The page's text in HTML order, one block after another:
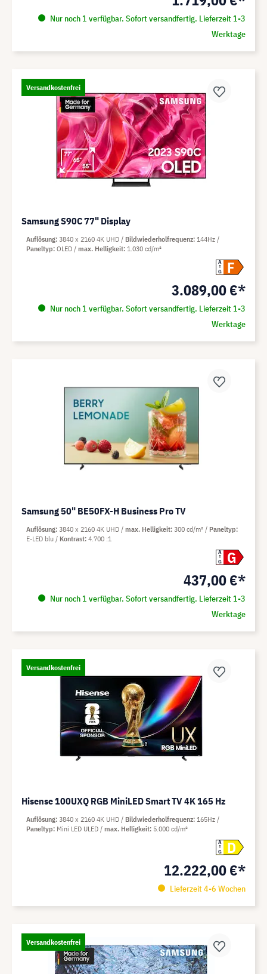
Nur noch 1 verfügbar. Sofort versandfertig. Lieferzeit 1-3
Werktage
Versandkostenfrei
Samsung S90C 77" Display
A
G
F
3.089,00 €*
Nur noch 1 verfügbar. Sofort versandfertig. Lieferzeit 1-3
Werktage
Auflösung 3840 x 2160 4K UHD Bildwiederholfrequenz 144Hz
Paneltyp OLED max. Helligkeit 1.030 cd/m²
Samsung 50" BE50FX-H Business Pro TV
A
G
G
437,00 €*
Nur noch 1 verfügbar. Sofort versandfertig. Lieferzeit 1-3
Werktage
Auflösung 3840 x 2160 4K UHD max. Helligkeit 300 cd/m²
Paneltyp
E-LED blu
Kontrast 4.700 :1
Versandkostenfrei
Hisense 100UXQ RGB MiniLED Smart TV 4K 165 Hz
A
G
D
12.222,00 €*
Lieferzeit 4-6 Wochen
Auflösung 3840 x 2160 4K UHD Bildwiederholfrequenz 165Hz
Paneltyp Mini LED ULED max. Helligkeit 5.000 cd/m²
Versandkostenfrei